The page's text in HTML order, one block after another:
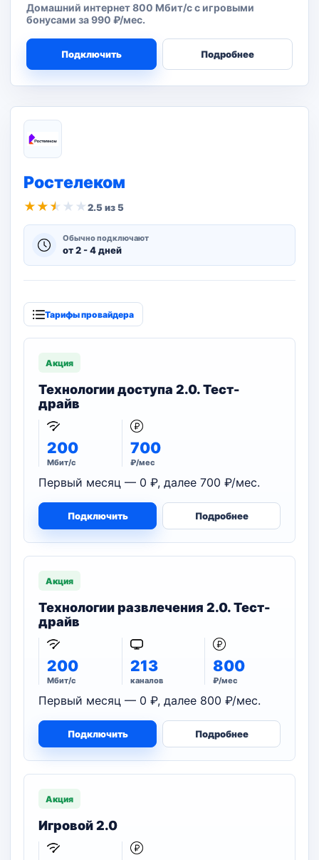
Домашний интернет 800 Мбит/с с игровыми
бонусами за 990 ₽/мес.
Подключить Подробнее
Ростелеком
★ ★ ★ ★ ★2.5 из 5
Обычно подключают
от 2 - 4 дней
Тарифы провайдера
Акция
Технологии доступа 2.0. Тест-
драйв
200
Мбит/с
700
₽/мес
Первый месяц — 0 ₽, далее 700 ₽/мес.
Подключить Подробнее
Акция
Технологии развлечения 2.0. Тест-
драйв
200
Мбит/с
213
каналов
800
₽/мес
Первый месяц — 0 ₽, далее 800 ₽/мес.
Подключить Подробнее
Акция
Игровой 2.0